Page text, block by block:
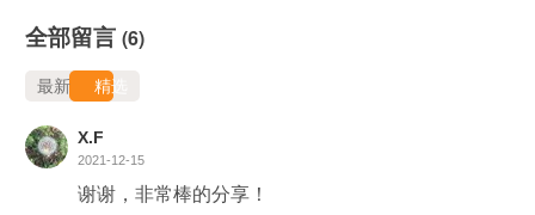
全部留言 (6)
最新 精选
X.F
2021-12-15
谢谢，非常棒的分享！